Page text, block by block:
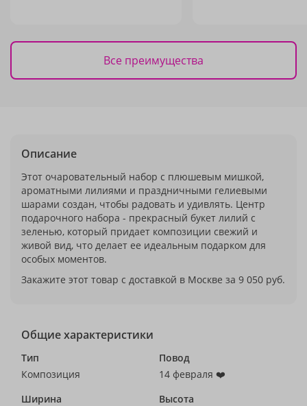
Все преимущества
Описание
Этот очаровательный набор с плюшевым мишкой,
ароматными лилиями и праздничными гелиевыми
шарами создан, чтобы радовать и удивлять. Центр
подарочного набора - прекрасный букет лилий с
зеленью, который придает композиции свежий и
живой вид, что делает ее идеальным подарком для
особых моментов.
Закажите этот товар с доставкой в Москве за 9 050 руб.
Общие характеристики
Тип
Композиция
Повод
14 февраля ❤️
Ширина
Высота